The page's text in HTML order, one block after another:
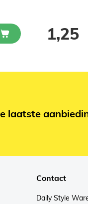
1,25
laatste
Contact
Daily Style